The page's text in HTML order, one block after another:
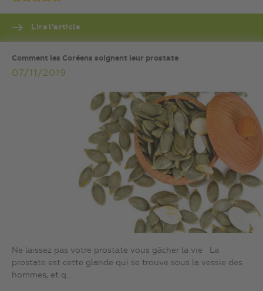
Lire l’article
Comment les Coréens soignent leur prostate
07/11/2019
Ne laissez pas votre prostate vous gâcher la vie La
prostate est cette glande qui se trouve sous la vessie des
hommes, et q...